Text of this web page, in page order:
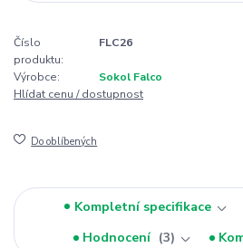
Číslo
produktu:
FLC26
Výrobce:
Sokol Falco
Hlídat cenu / dostupnost
Do oblíbených
Kompletní specifikace
Hodnocení
3